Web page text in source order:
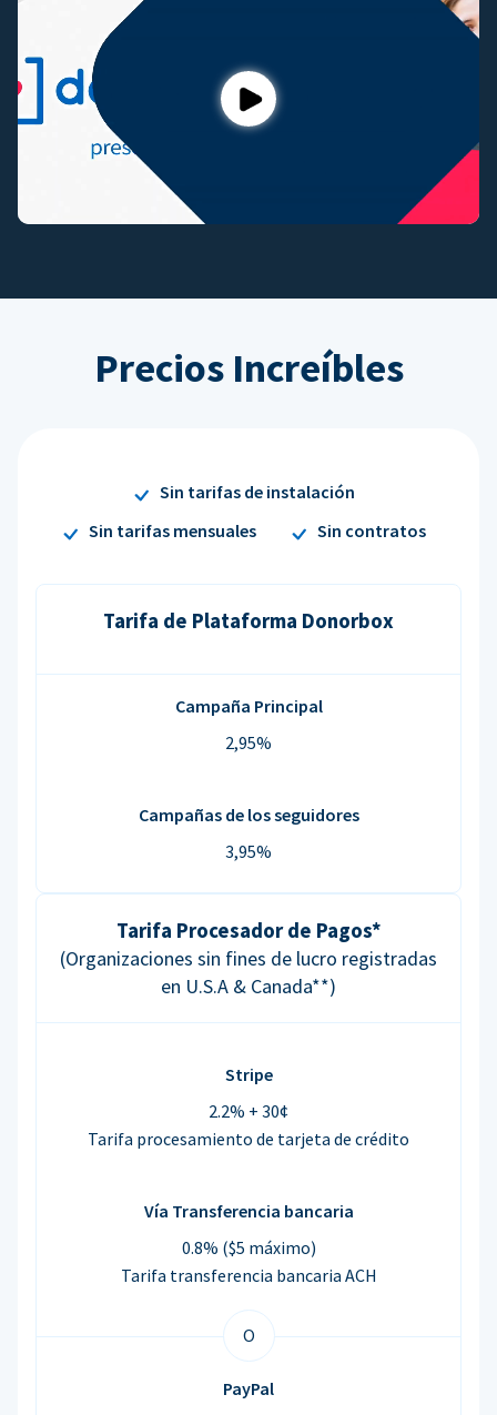
Play
Precios Increíbles
Sin tarifas de instalación
Sin tarifas mensuales
Sin contratos
Tarifa de Plataforma Donorbox
Campaña Principal
2,95%
Campañas de los seguidores
3,95%
Tarifa Procesador de Pagos*
(Organizaciones sin fines de lucro registradas
en U.S.A & Canada**)
Stripe
2.2% + 30¢
Tarifa procesamiento de tarjeta de crédito
Vía Transferencia bancaria
0.8% ($5 máximo)
Tarifa transferencia bancaria ACH
O
PayPal